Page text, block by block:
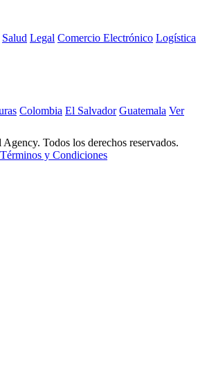
Salud Legal Comercio Electrónico Logística
Colombia El Salvador Guatemala Ver
Todos los derechos reservados.
Términos y Condiciones